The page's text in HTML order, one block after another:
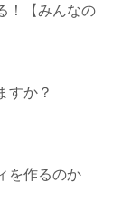
！【みんなの
すか？
を作るのか